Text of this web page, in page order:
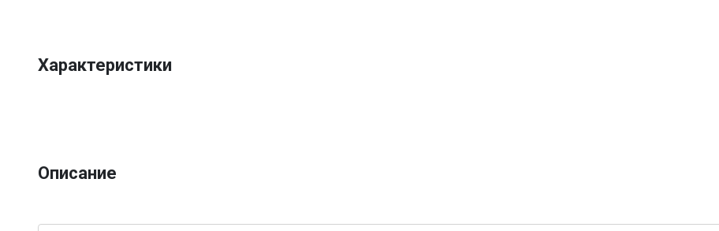
Характеристики
Описание